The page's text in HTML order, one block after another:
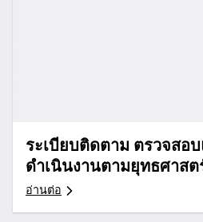
ระเบียบติดตาม ตรวจสอ
ดำเนินงานตามยุทธศาส
อ่านต่อ